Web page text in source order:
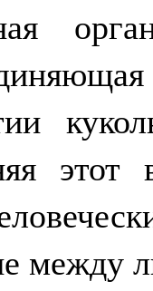
этот
между